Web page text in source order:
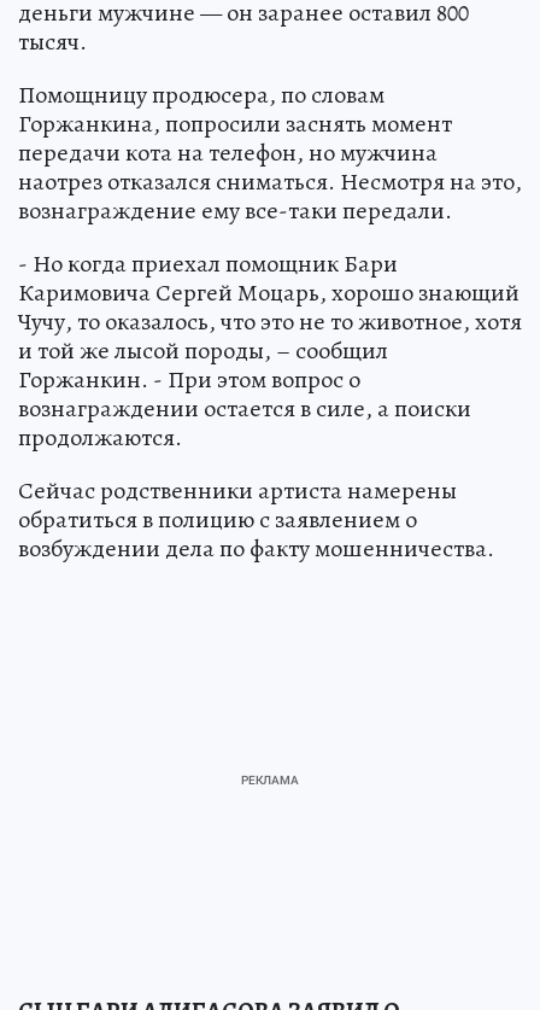
деньги мужчине — он заранее оставил 800
тысяч.
Помощницу продюсера, по словам
Горжанкина, попросили заснять момент
передачи кота на телефон, но мужчина
наотрез отказался сниматься. Несмотря на это,
вознаграждение ему все-таки передали.
- Но когда приехал помощник Бари
Каримовича Сергей Моцарь, хорошо знающий
Чучу, то оказалось, что это не то животное, хотя
и той же лысой породы, – сообщил
Горжанкин. - При этом вопрос о
вознаграждении остается в силе, а поиски
продолжаются.
Сейчас родственники артиста намерены
обратиться в полицию с заявлением о
возбуждении дела по факту мошенничества.